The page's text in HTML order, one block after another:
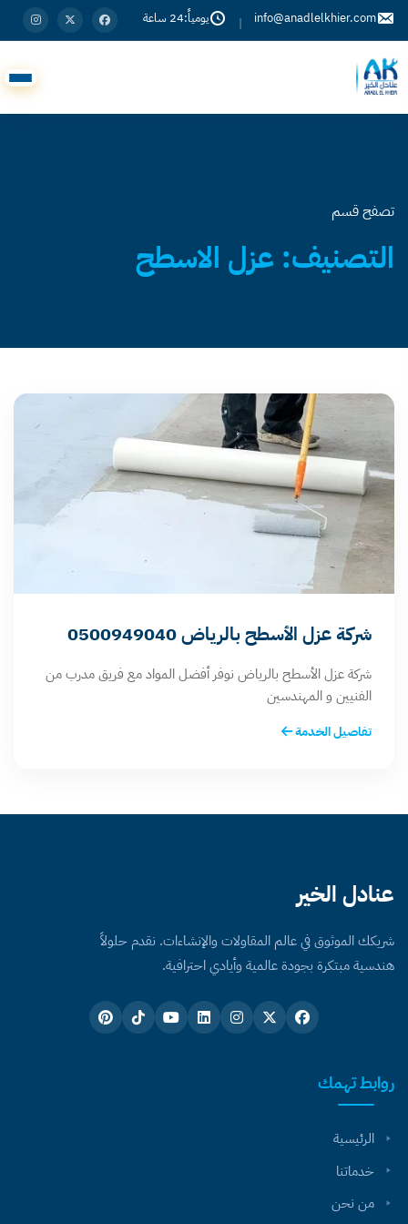
info@anadlelkhier.com
| يومياً:24 ساعة
تصفح قسم
التصنيف: عزل الاسطح
شركة عزل الأسطح بالرياض 0500949040
شركة عزل الأسطح بالرياض نوفر أفضل المواد مع فريق مدرب من
الفنيين و المهندسين
تفاصيل الخدمة
عنادل الخير
شريكك الموثوق في عالم المقاولات والإنشاءات. نقدم حلولاً
هندسية مبتكرة بجودة عالمية وأيادي احترافية.
روابط تهمك
الرئيسية
خدماتنا
من نحن